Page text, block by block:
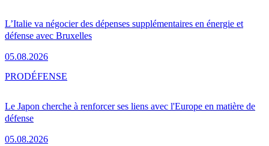
L’Italie va négocier des dépenses supplémentaires en énergie et
défense avec Bruxelles
05.08.2026
Le Japon cherche à renforcer ses liens avec l'Europe en matière de
défense
05.08.2026
PRODÉFENSE